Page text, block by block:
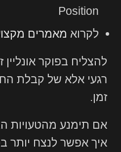
Position
לקרוא מאמרים
להצליח בפוקר אונליין
רגעי אלא של קבלת
זמן.
אם תימנע מהטעויות
איך אפשר לנצח יותר